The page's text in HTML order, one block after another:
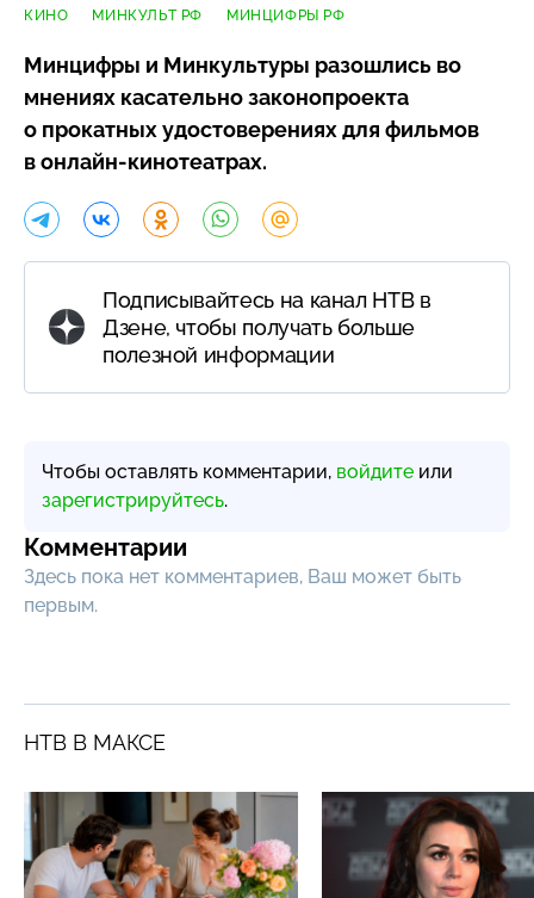
КИНО МИНКУЛЬТ РФ МИНЦИФРЫ РФ
Минцифры и Минкультуры разошлись во
мнениях касательно законопроекта
о прокатных удостоверениях для фильмов
вонлайн-кинотеатрах.
Подписывайтесь на канал НТВ в
Дзене, чтобы получать больше
полезной информации
Чтобы оставлять комментарии, войдите или
зарегистрируйтесь.
Комментарии
Здесь пока нет комментариев, Ваш может быть
первым.
НТВ В МАКСЕ